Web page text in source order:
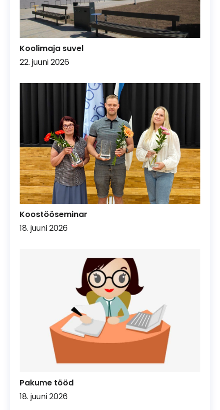
Koolimaja suvel
22. juuni 2026
Koostööseminar
18. juuni 2026
Pakume tööd
18. juuni 2026